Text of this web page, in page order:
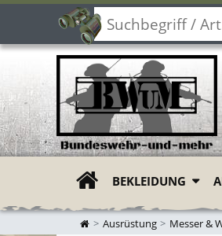
ZUR STARTSEITE
BEKLEIDUNG
Ausrüstung Messer &